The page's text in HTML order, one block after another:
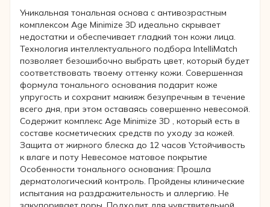
Уникальная тональная основа с антивозрастным
комплексом Age Minimize 3D идеально скрывает
недостатки и обеспечивает гладкий тон кожи лица.
Технология интеллектуального подбора IntelliMatch
позволяет безошибочно выбрать цвет, который будет
соответствовать твоему оттенку кожи. Совершенная
формула тонального основания подарит коже
упругость и сохранит макияж безупречным в течение
всего дня, при этом оставаясь совершенно невесомой.
Содержит комплекс Age Minimize 3D , который есть в
составе косметических средств по уходу за кожей.
Защита от жирного блеска до 12 часов Устойчивость
к влаге и поту Невесомое матовое покрытие
Особенности тонального основания: Прошла
дерматологический контроль. Пройдены клинические
испытания на раздражительность и аллергию. Не